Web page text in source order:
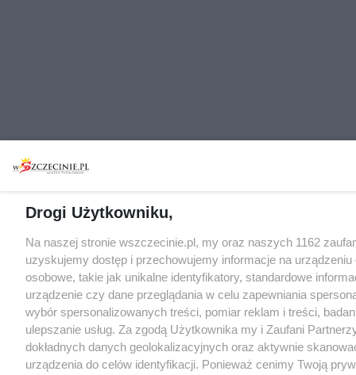
Drogi Użytkowniku,
Na naszej stronie wszczecinie.pl, my oraz naszych 1162
uzyskujemy dostęp i przechowujemy informacje na
osobowe, takie jak unikalne identyfikatory, standardowe
urządzenie czy dane przeglądania w celu zapewniania
wybór spersonalizowanych treści, pomiar reklam i treści,
ulepszanie usług. Za zgodą Użytkownika my i Zaufani
dokładnych danych geolokalizacyjnych oraz aktywnie
urządzenia do celów identyfikacji. Ponieważ cenimy Twoją